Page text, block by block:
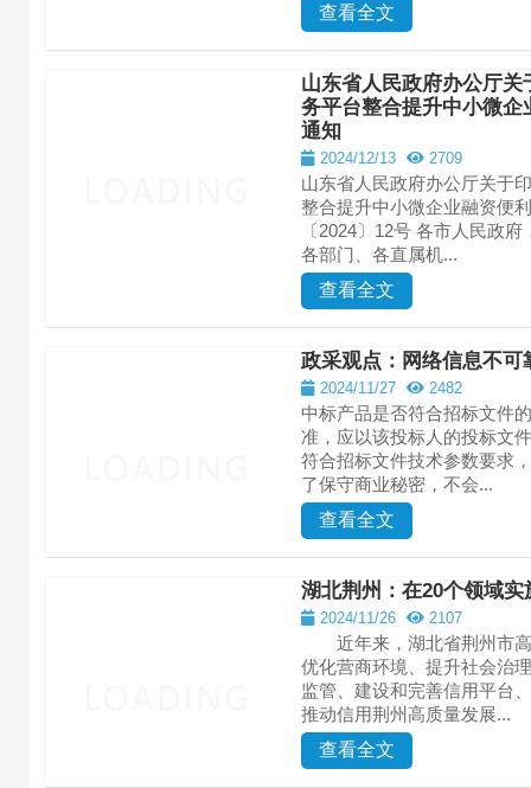
查看全文
山东省人民政府办公厅
务平台整合提升中小微
通知
2024/12/13 2709
山东省人民政府办公厅关于
整合提升中小微企业融资便
〔2024〕12号 各市人民政
各部门、各直属机...
查看全文
政采观点：网络信息不可
2024/11/27 2482
中标产品是否符合招标文件
准，应以该投标人的投标文
符合招标文件技术参数要求
了保守商业秘密，不会...
查看全文
湖北荆州：在20个领域
2024/11/26 2107
近年来，湖北省荆州市高
优化营商环境、提升社会治
监管、建设和完善信用平台
推动信用荆州高质量发展...
查看全文